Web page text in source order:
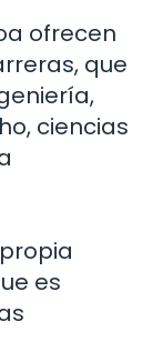
ofrecen
que
ciencias
es